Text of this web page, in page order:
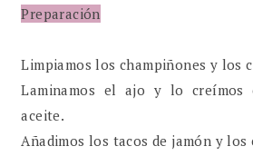
Preparación
Limpiamos los champiñones y los
Laminamos el ajo y lo creímos
aceite.
Añadimos los tacos de jamón y los